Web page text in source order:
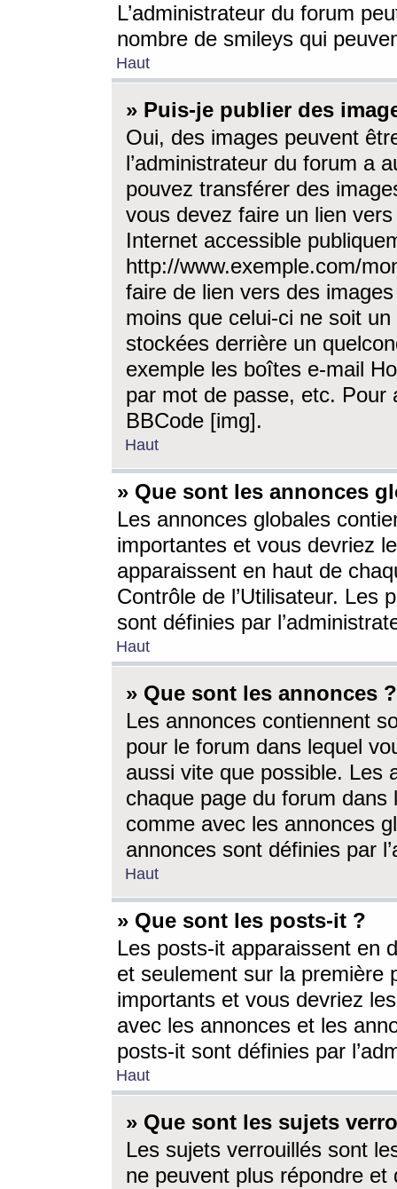
L’administrateur du forum
nombre de smileys qui
Haut
» Puis-je publier des
Oui, des images peuvent
l’administrateur du forum a
pouvez transférer des
vous devez faire un lien
Internet accessible
http://www.exemple.com/
faire de lien vers des
moins que celui-ci ne soit
stockées derrière un
exemple les boîtes e-mail
par mot de passe, etc. Pour
BBCode [img].
Haut
» Que sont les annonces
Les annonces globales
importantes et vous devriez
apparaissent en haut de
Contrôle de l’Utilisateur. Les
sont définies par
Haut
» Que sont les annonces ?
Les annonces contiennent
pour le forum dans lequel
aussi vite que possible. Les
chaque page du forum dans
comme avec les annonces
annonces sont définies par
Haut
» Que sont les posts-it ?
Les posts-it apparaissent en
et seulement sur la première
importants et vous devriez
avec les annonces et les
posts-it sont définies par
Haut
» Que sont les sujets
Les sujets verrouillés sont
ne peuvent plus répondre